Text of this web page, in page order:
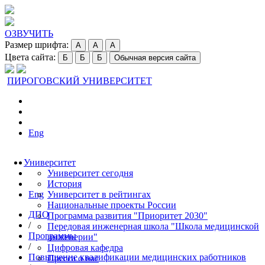
ОЗВУЧИТЬ
Размер шрифта:
A A A
Цвета сайта: Б Б Б Обычная версия сайта
ПИРОГОВСКИЙ УНИВЕРСИТЕТ
Eng
Университет
Университет сегодня
История
Университет в рейтингах
Национальные проекты России
Программа развития "Приоритет 2030"
Передовая инженерная школа "Школа медицинской
инженерии"
Цифровая кафедра
Пресса о нас
Eng
ДПО
/
Программы
/
Повышение квалификации медицинских работников